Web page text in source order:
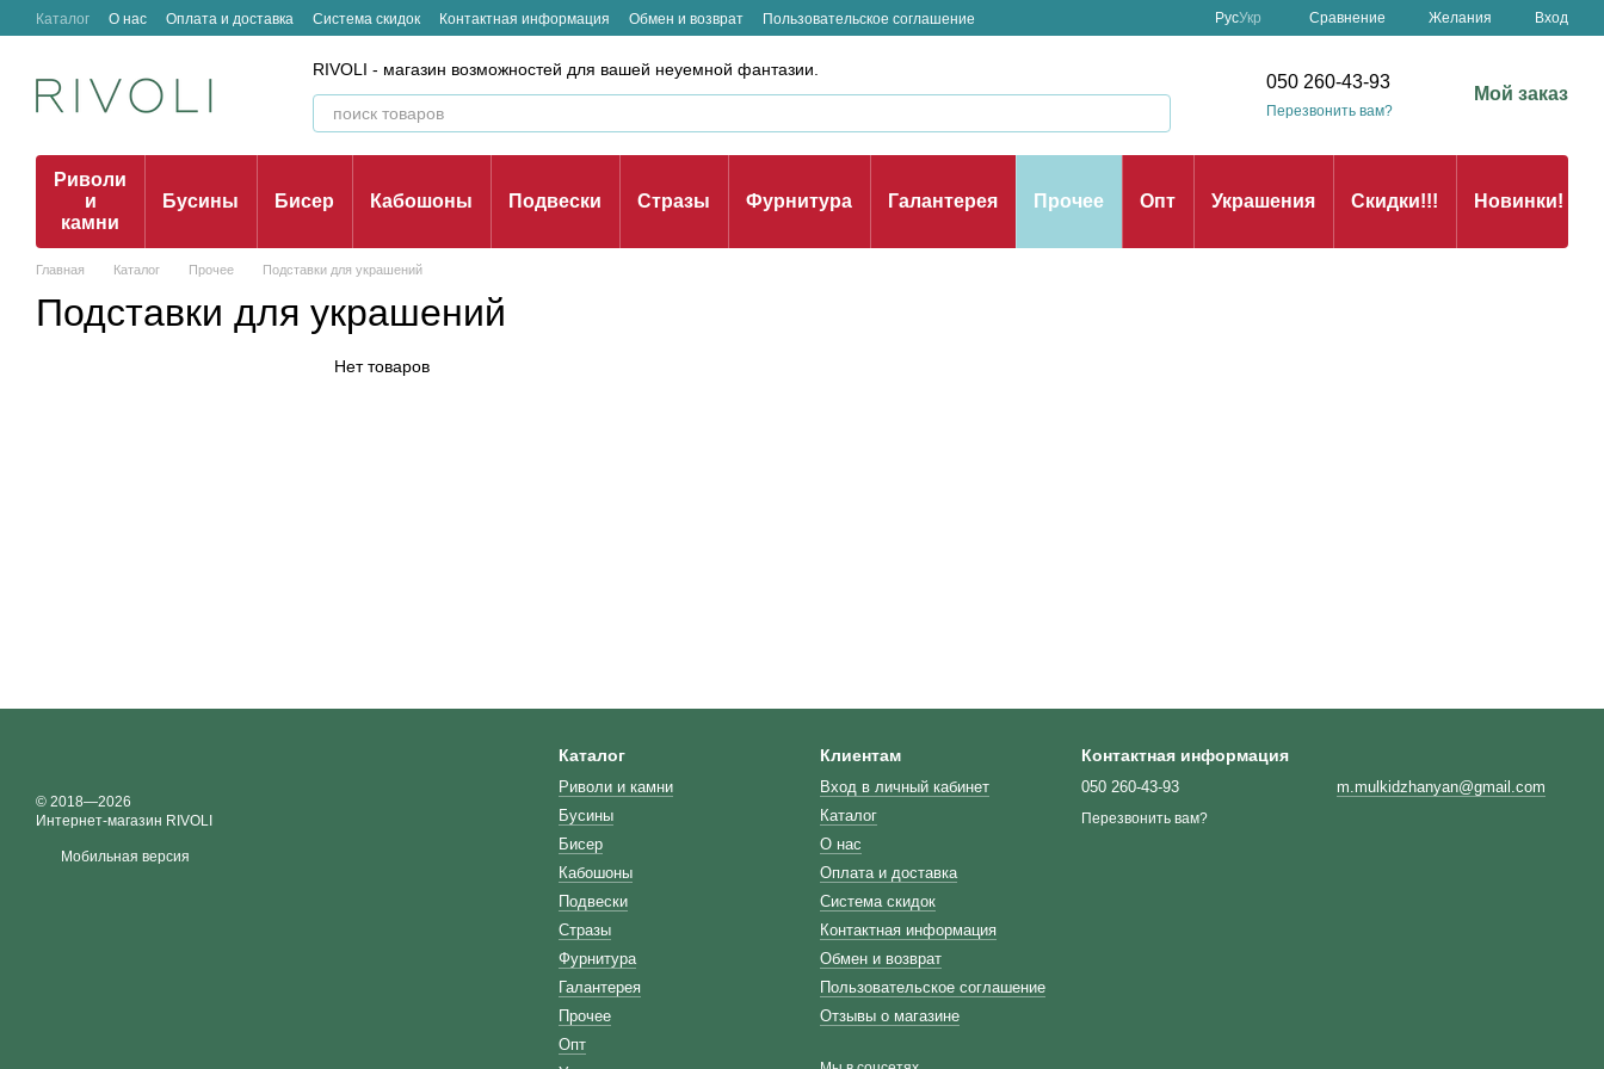
Перейти к основному контенту
Каталог О нас Оплата и доставка Система скидок Контактная информация Обмен и возврат
Пользовательское соглашение
РусУкр Сравнение Желания Вход
RIVOLI - магазин возможностей для вашей неуемной фантазии.
050 260-43-93
Перезвонить вам?
Мой заказ
Риволи
и
камни
Бусины Бисер Кабошоны Подвески Стразы Фурнитура Галантерея Прочее Опт Украшения Скидки!!! Новинки!
Главная Каталог Прочее Подставки для украшений
Подставки для украшений
Нет товаров
© 2018—2026
Интернет-магазин RIVOLI
Мобильная версия
Каталог
Риволи и камни
Бусины
Бисер
Кабошоны
Подвески
Стразы
Фурнитура
Галантерея
Прочее
Опт
Клиентам
Вход в личный кабинет
Каталог
О нас
Оплата и доставка
Система скидок
Контактная информация
Обмен и возврат
Пользовательское соглашение
Отзывы о магазине
Контактная информация
050 260-43-93
Перезвонить вам?
m.mulkidzhanyan@gmail.com